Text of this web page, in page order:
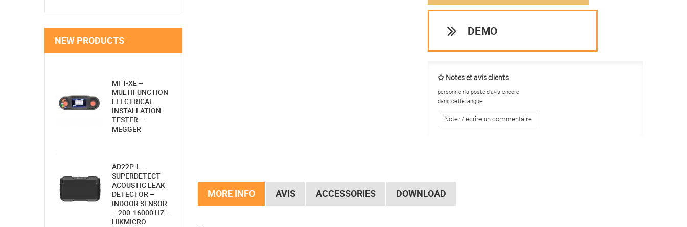
NEW PRODUCTS
MFT-XE –
MULTIFUNCTION
ELECTRICAL
INSTALLATION
TESTER –
MEGGER
AD22P-I –
SUPERDETECT
ACOUSTIC LEAK
DETECTOR –
INDOOR SENSOR
– 200-16000 HZ –
HIKMICRO
DEMO
Notes et avis clients
personne n'a posté d'avis encore
dans cette langue
Noter / écrire un commentaire
MORE INFO AVIS ACCESSORIES DOWNLOAD